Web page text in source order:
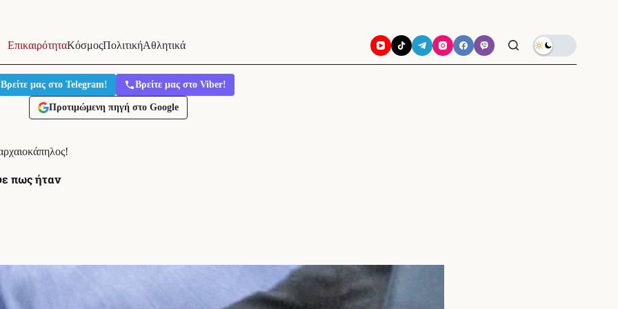
ΕπικαιρότηταΚόσμοςΠολιτικήΑθλητικά
Βρείτε μας στο Telegram! Βρείτε μας στο Viber!
Προτιμώμενη πηγή στο Google
πως ήταν